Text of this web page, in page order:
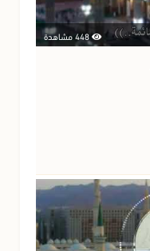
448 مشاهدة